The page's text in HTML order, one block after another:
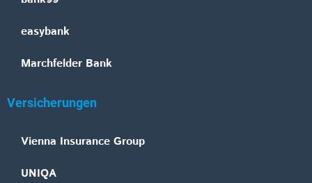
easybank
Marchfelder Bank
Versicherungen
Vienna Insurance Group
UNIQA